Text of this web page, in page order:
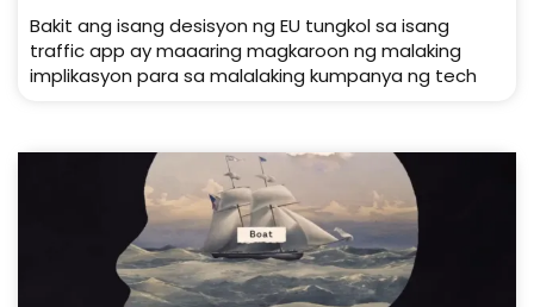
Bakit ang isang desisyon ng EU tungkol sa isang
traffic app ay maaaring magkaroon ng malaking
implikasyon para sa malalaking kumpanya ng tech